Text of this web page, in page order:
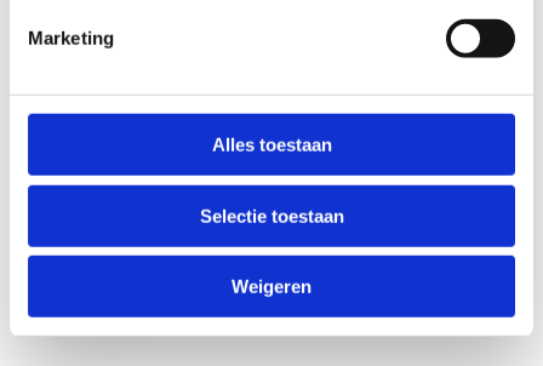
Marketing
Alles toestaan
Selectie toestaan
Weigeren
Anti-Robot Verification
Click to start verification
Verzend